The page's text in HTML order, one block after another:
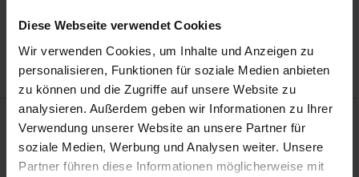
Diese Webseite verwendet Cookies
Wir verwenden Cookies, um Inhalte und Anzeigen zu
personalisieren, Funktionen für soziale Medien anbieten
zu können und die Zugriffe auf unsere Website zu
analysieren. Außerdem geben wir Informationen zu Ihrer
Verwendung unserer Website an unsere Partner für
soziale Medien, Werbung und Analysen weiter. Unsere
Partner führen diese Informationen möglicherweise mit
Zur Wunschliste hinzufügen
Beschreibung
Jegliches staatliche Handeln ist nach Art. 1 Abs. 3 GG